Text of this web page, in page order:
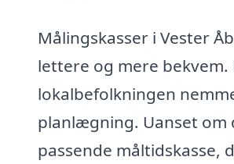
Målingskasser i Vester
lettere og mere
lokalbefolkningen
planlægning. Uanset om
passende måltidskasse,